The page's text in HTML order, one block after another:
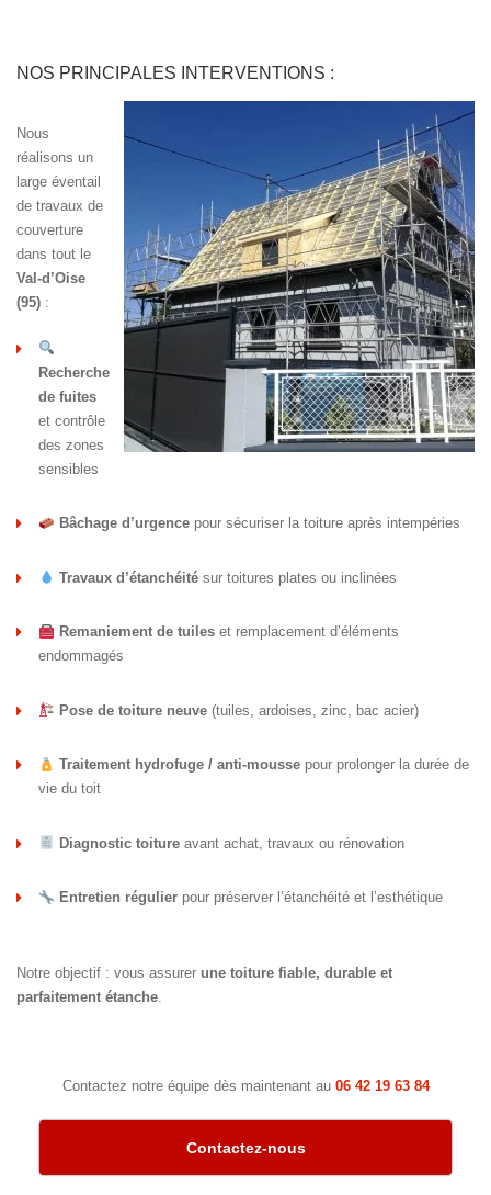
NOS PRINCIPALES INTERVENTIONS :
Nous
réalisons un
large éventail
de travaux de
couverture
dans tout le
Val-d’Oise
(95) :
Recherche
de fuites
et contrôle
des zones
sensibles
Bâchage d’urgencepour sécuriser la toiture après intempéries
Travaux d’étanchéitésur toitures plates ou inclinées
Remaniement de tuileset remplacement d’éléments
endommagés
Pose de toiture neuve(tuiles, ardoises, zinc, bac acier)
Traitement hydrofuge / anti-moussepour prolonger la durée de
vie du toit
Diagnostic toitureavant achat, travaux ou rénovation
Entretien régulierpour préserver l’étanchéité et l’esthétique
Notre objectif : vous assurer une toiture fiable, durable et
parfaitement étanche.
Contactez notre équipe dès maintenant au 06 42 19 63 84
Contactez-nous